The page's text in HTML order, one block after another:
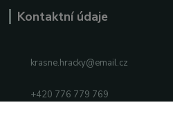
Kontaktní údaje
krasne.hracky@email.cz
+420 776 779 769